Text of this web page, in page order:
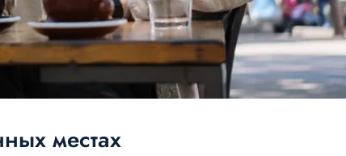
местах